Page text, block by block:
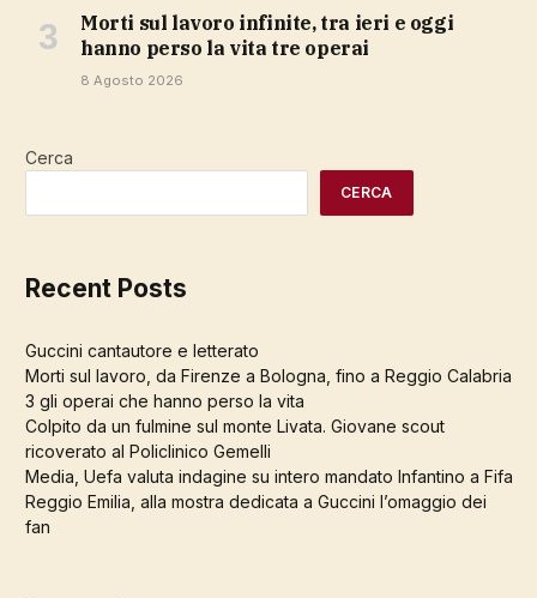
Morti sul lavoro infinite, tra ieri e oggi
hanno perso la vita tre operai
8 Agosto 2026
Cerca
CERCA
Recent Posts
Guccini cantautore e letterato
Morti sul lavoro, da Firenze a Bologna, fino a Reggio Calabria
3 gli operai che hanno perso la vita
Colpito da un fulmine sul monte Livata. Giovane scout
ricoverato al Policlinico Gemelli
Media, Uefa valuta indagine su intero mandato Infantino a Fifa
Reggio Emilia, alla mostra dedicata a Guccini l’omaggio dei
fan